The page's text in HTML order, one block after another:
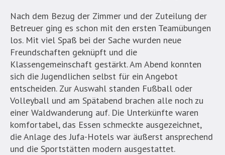
Nach dem Bezug der Zimmer und der Zuteilung der
Betreuer ging es schon mit den ersten Teamübungen
los. Mit viel Spaß bei der Sache wurden neue
Freundschaften geknüpft und die
Klassengemeinschaft gestärkt. Am Abend konnten
sich die Jugendlichen selbst für ein Angebot
entscheiden. Zur Auswahl standen Fußball oder
Volleyball und am Spätabend brachen alle noch zu
einer Waldwanderung auf. Die Unterkünfte waren
komfortabel, das Essen schmeckte ausgezeichnet,
die Anlage des Jufa-Hotels war äußerst ansprechend
und die Sportstätten modern ausgestattet.